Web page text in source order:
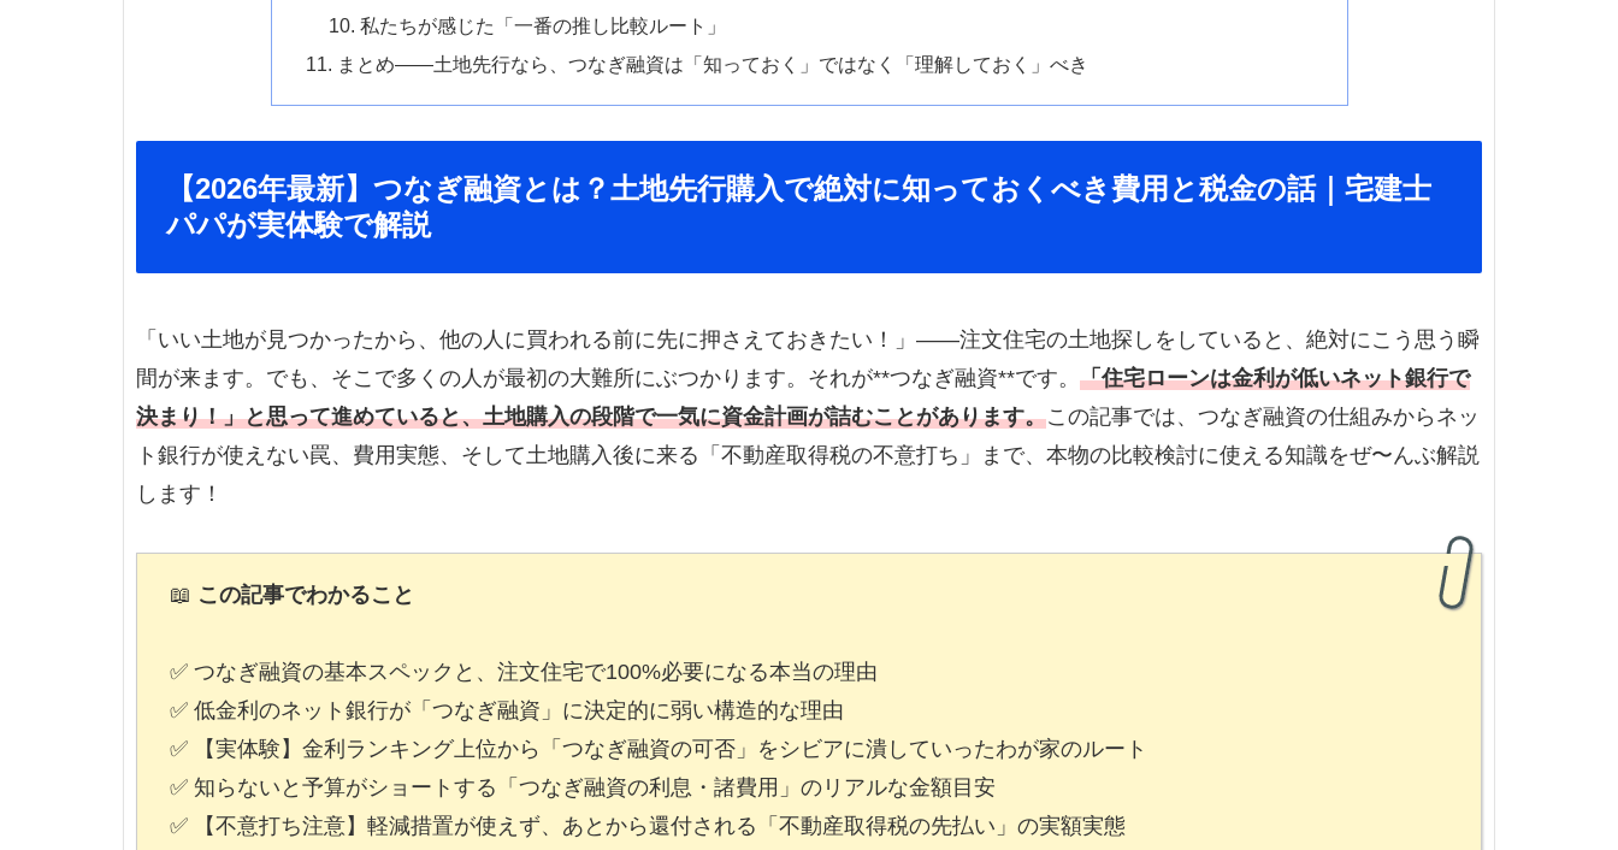
10. 私たちが感じた「一番の推し比較ルート」
11. まとめ——土地先行なら、つなぎ融資は「知っておく」ではなく「理解しておく」べき
【2026年最新】つなぎ融資とは？土地先行購入で絶対に知っておくべき費用と税金の話｜宅建士
パパが実体験で解説
「いい土地が見つかったから、他の人に買われる前に先に押さえておきたい！」——注文住宅の土地探しをしていると、絶対にこう思う瞬
間が来ます。でも、そこで多くの人が最初の大難所にぶつかります。それが**つなぎ融資**です。 「住宅ローンは金利が低いネット銀行で
決まり！」と思って進めていると、土地購入の段階で一気に資金計画が詰むことがあります。この記事では、つなぎ融資の仕組みからネッ
ト銀行が使えない罠、費用実態、そして土地購入後に来る「不動産取得税の不意打ち」まで、本物の比較検討に使える知識をぜ〜んぶ解説
します！
📖 この記事でわかること
✅ つなぎ融資の基本スペックと、注文住宅で100%必要になる本当の理由
✅ 低金利のネット銀行が「つなぎ融資」に決定的に弱い構造的な理由
✅ 【実体験】金利ランキング上位から「つなぎ融資の可否」をシビアに潰していったわが家のルート
✅ 知らないと予算がショートする「つなぎ融資の利息・諸費用」のリアルな金額目安
✅ 【不意打ち注意】軽減措置が使えず、あとから還付される「不動産取得税の先払い」の実額実態